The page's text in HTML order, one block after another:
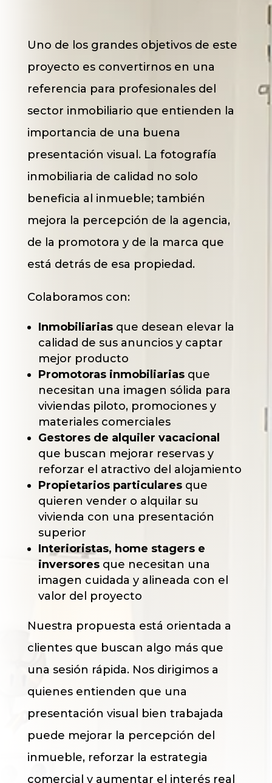
Uno de los grandes objetivos de este
proyecto es convertirnos en una
referencia para profesionales del
sector inmobiliario que entienden la
importancia de una buena
presentación visual. La fotografía
inmobiliaria de calidad no solo
beneficia al inmueble; también
mejora la percepción de la agencia,
de la promotora y de la marca que
está detrás de esa propiedad.
Colaboramos con:
Inmobiliariasque desean elevar la
calidad de sus anuncios y captar
mejor producto
Promotoras inmobiliariasque
necesitan una imagen sólida para
viviendas piloto, promociones y
materiales comerciales
Gestores de alquiler vacacional
que buscan mejorar reservas y
reforzar el atractivo del alojamiento
Propietarios particularesque
quieren vender o alquilar su
vivienda con una presentación
superior
Interioristas, home stagers e
inversoresque necesitan una
imagen cuidada y alineada con el
valor del proyecto
Nuestra propuesta está orientada a
clientes que buscan algo más que
una sesión rápida. Nos dirigimos a
quienes entienden que una
presentación visual bien trabajada
puede mejorar la percepción del
inmueble, reforzar la estrategia
comercial y aumentar el interés real